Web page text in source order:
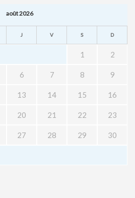
août 2026
J V S D
1 2
6 7 8 9
13 14 15 16
20 21 22 23
27 28 29 30